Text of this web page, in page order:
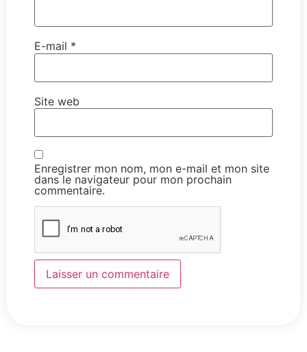
E-mail *
Site web
Enregistrer mon nom, mon e-mail et mon site
dans le navigateur pour mon prochain
commentaire.